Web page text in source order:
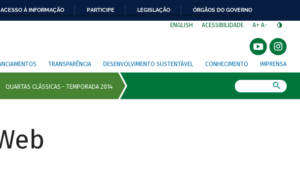
ACESSO À INFORMAÇÃO PARTICIPE LEGISLAÇÃO ÓRGÃOS DO GOVERNO
ENGLISH ACESSIBILIDADE A+ A-
TRANSPARÊNCIA DESENVOLVIMENTO SUSTENTÁVEL CONHECIMENTO IMPRENSA